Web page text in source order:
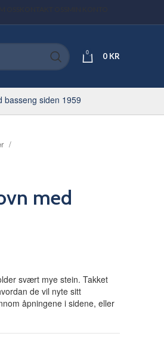
0 0 KR
basseng siden 1959
med
svært mye stein. Takket
de vil nyte sitt
åpningene i sidene, eller